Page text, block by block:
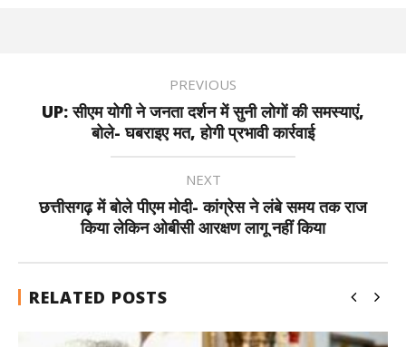
PREVIOUS
UP: सीएम योगी ने जनता दर्शन में सुनी लोगों की समस्याएं,
बोले- घबराइए मत, होगी प्रभावी कार्रवाई
NEXT
छत्तीसगढ़ में बोले पीएम मोदी- कांग्रेस ने लंबे समय तक राज
किया लेकिन ओबीसी आरक्षण लागू नहीं किया
RELATED POSTS